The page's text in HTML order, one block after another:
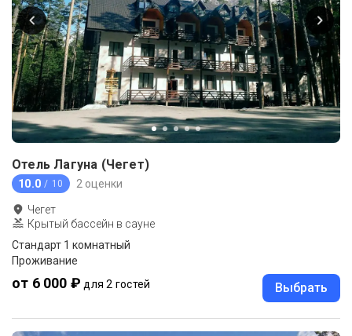
Отель Лагуна (Чегет)
10.0 / 10 2 оценки
Чегет
Крытый бассейн в сауне
Стандарт 1 комнатный
Проживание
от 6 000 ₽ для 2 гостей Выбрать